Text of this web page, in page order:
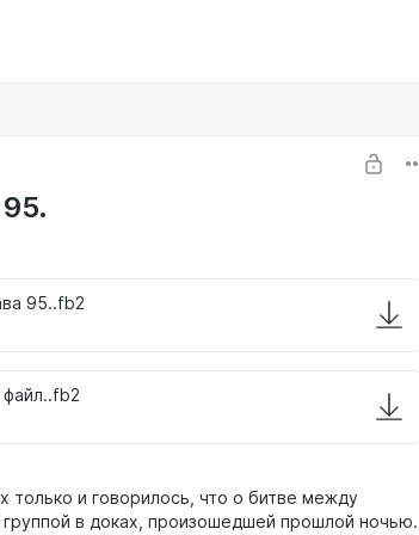
95..fb2
только и говорилось, что о битве между
в доках, произошедшей прошлой ночью.